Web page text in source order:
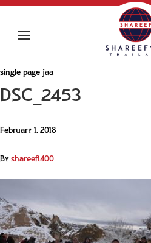
single page jaa
DSC_2453
February 1, 2018
Byshareef1400